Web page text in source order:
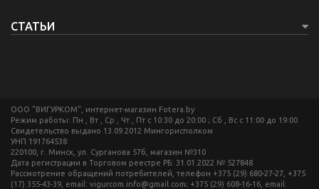
СТАТЬИ
ООО "ВИГУРКОМ", интернет-магазин Fotera.by
Режим работы: Пн , Вт , Ср , Чт , Пт c 10:30 до 20:00 ; Сб , Вс c 11:00 до 19:00
Свидетельство выдано 13.09.2012 Мингорисполком
УНП 191764538
220100, г. Минск, ул. Сурганова 57б, магазин №310
Дата регистрации в Торговом реестре РБ: 31.01.2022 № 527848
Рассмотрение обращений потребителей, телефон +375 (29) 680-27-27, +375
(17) 355-43-39, email: vigurcom.info@gmail.com; +375 (29) 608-16-16, email: